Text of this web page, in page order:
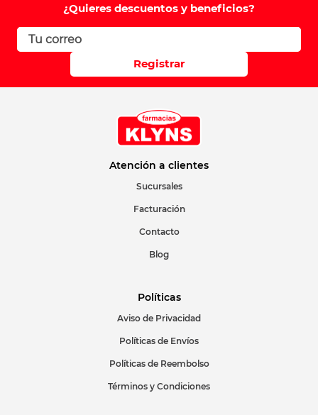
¿Quieres descuentos y beneficios?
Registrar
Atención a clientes
Sucursales
Facturación
Contacto
Blog
Políticas
Aviso de Privacidad
Políticas de Envíos
Políticas de Reembolso
Términos y Condiciones